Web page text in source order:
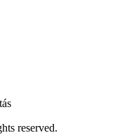
reserved.